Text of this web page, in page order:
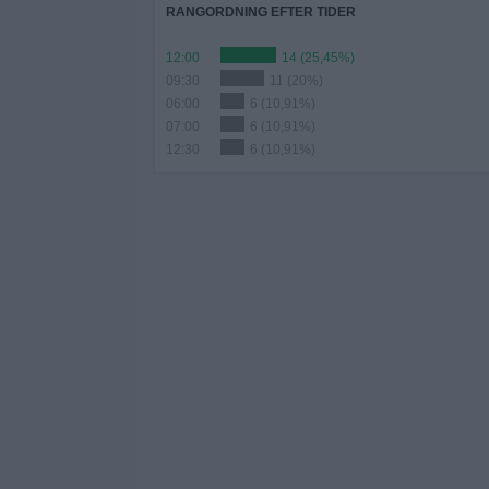
RANGORDNING EFTER TIDER
12:00
14 (25,45%)
09:30
11 (20%)
06:00
6 (10,91%)
07:00
6 (10,91%)
12:30
6 (10,91%)